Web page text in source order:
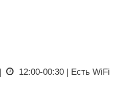
12:00-00:30 | Есть WiFi